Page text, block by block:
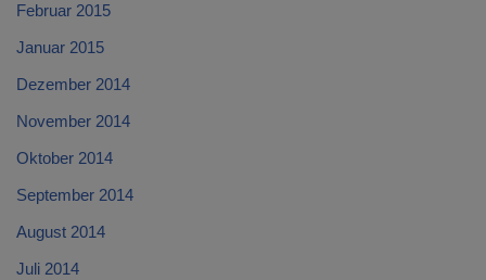
Februar 2015
Januar 2015
Dezember 2014
November 2014
Oktober 2014
September 2014
August 2014
Juli 2014